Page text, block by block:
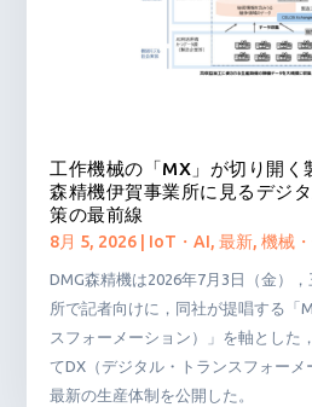
工作機械の「MX」が切り開
森精機伊賀事業所に見るデジ
策の最前線
8月 5, 2026 IoT・AI,最新,機械
DMG森精機は2026年7月3日（金）
所で記者向けに，同社が提唱する「
スフォーメーション）」を軸とした
てDX（デジタル・トランスフォーメ
最新の生産体制を公開した。